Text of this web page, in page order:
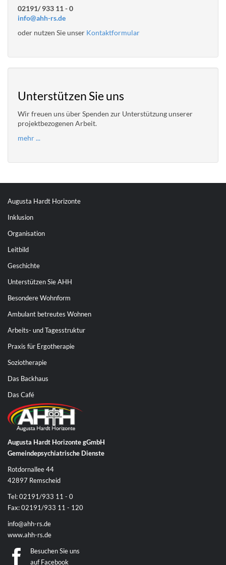
02191/ 933 11 - 0
info@ahh-rs.de
oder nutzen Sie unser Kontaktformular
Unterstützen Sie uns
Wir freuen uns über Spenden zur Unterstützung unserer
projektbezogenen Arbeit.
mehr ...
Augusta Hardt Horizonte
Inklusion
Organisation
Leitbild
Geschichte
Unterstützen Sie AHH
Besondere Wohnform
Ambulant betreutes Wohnen
Arbeits- und Tagesstruktur
Praxis für Ergotherapie
Soziotherapie
Das Backhaus
Das Café
Augusta Hardt Horizonte gGmbH
Gemeindepsychiatrische Dienste
Rotdornallee 44
42897 Remscheid
Tel: 02191/933 11 - 0
Fax: 02191/933 11 - 120
info@ahh-rs.de
www.ahh-rs.de
Besuchen Sie uns
aufFacebook